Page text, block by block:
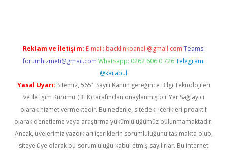
Reklam ve İletişim: E-mail: backlinkpaneli@gmail.com Teams:
forumhizmeti@gmail.com Whatsapp: 0262 606 0 726 Telegram:
@karabul
Yasal Uyarı: Sitemiz, 5651 Sayılı Kanun gereğince Bilgi Teknolojileri
ve İletişim Kurumu (BTK) tarafından onaylanmış bir Yer Sağlayıcı
olarak hizmet vermektedir. Bu nedenle, sitedeki içerikleri proaktif
olarak denetleme veya araştırma yükümlülüğümüz bulunmamaktadır.
Ancak, üyelerimiz yazdıkları içeriklerin sorumluluğunu taşımakta olup,
siteye üye olarak bu sorumluluğu kabul etmiş sayılırlar. Bu internet